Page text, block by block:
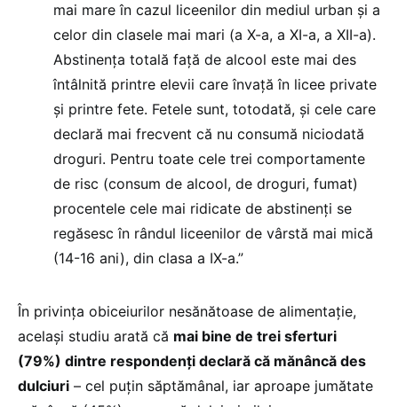
mai mare în cazul liceenilor din mediul urban și a
celor din clasele mai mari (a X-a, a XI-a, a XII-a).
Abstinența totală față de alcool este mai des
întâlnită printre elevii care învață în licee private
și printre fete. Fetele sunt, totodată, și cele care
declară mai frecvent că nu consumă niciodată
droguri. Pentru toate cele trei comportamente
de risc (consum de alcool, de droguri, fumat)
procentele cele mai ridicate de abstinenți se
regăsesc în rândul liceenilor de vârstă mai mică
(14-16 ani), din clasa a IX-a.”
În privința obiceiurilor nesănătoase de alimentație,
același studiu arată că mai bine de trei sferturi
(79%) dintre respondenți declară că mănâncă des
dulciuri – cel puțin săptămânal, iar aproape jumătate